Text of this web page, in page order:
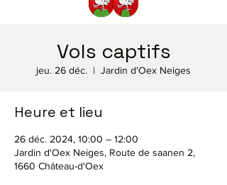
Vols captifs
jeu. 26 déc.
  |
Jardin d'Oex Neiges
Heure et lieu
26 déc. 2024, 10:00 – 12:00
Jardin d'Oex Neiges, Route de saanen 2,
1660 Château-d'Oex